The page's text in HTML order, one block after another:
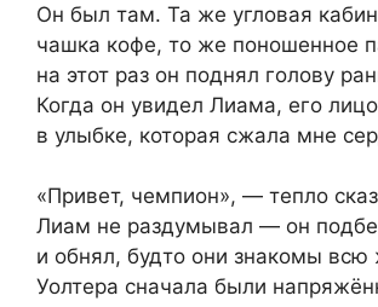
Он был там. Та же угловая
чашка кофе, то же поношенное
на этот раз он поднял голову
Когда он увидел Лиама, его
в улыбке, которая сжала мне
«Привет, чемпион», — тепло
Лиам не раздумывал — он
и обнял, будто они знакомы всю
Уолтера сначала были